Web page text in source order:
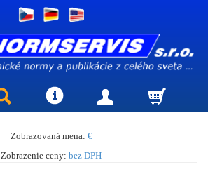
Zobrazovaná mena: €
Zobrazenie ceny: bez DPH